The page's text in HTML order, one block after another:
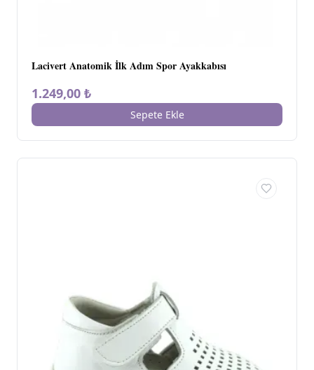
Lacivert Anatomik İlk Adım Spor Ayakkabısı
1.249,00 ₺
Sepete Ekle